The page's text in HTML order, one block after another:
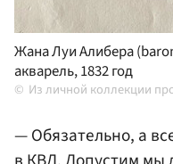
Жана Луи Алибера
акварель, 1832 год
Из личной коллекции
— Обязательно, а